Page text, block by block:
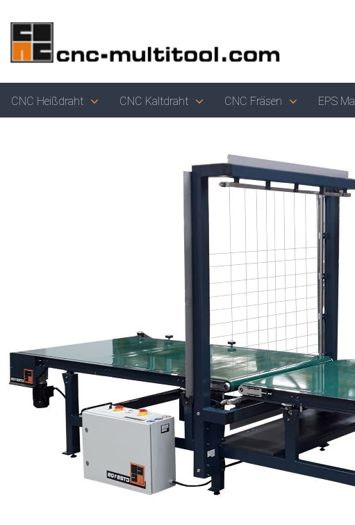
CNC Heißdraht CNC Kaltdraht CNC Fräsen EPS